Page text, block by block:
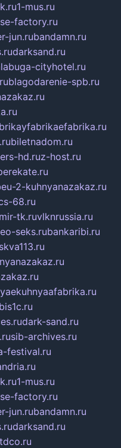
1-mus.ru
factory.ru
jun.rubandamn.ru
darksand.ru
cityhotel.ru
blagodarenie-spb.ru
biletnadom.ru
hd.ruz-host.ru
2-kuhnyanazakaz.ru
68.ru
mir-tk.ruvlknrussia.ru
seks.rubankaribi.ru
dark-sand.ru
sib-archives.ru
festival.ru
1-mus.ru
factory.ru
jun.rubandamn.ru
darksand.ru